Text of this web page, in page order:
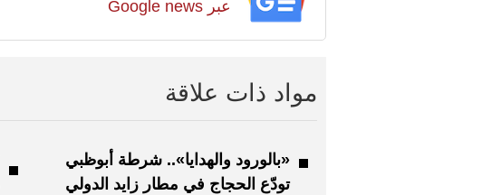
عبر Google news
مواد ذات علاقة
«بالورود والهدايا».. شرطة أبوظبي
تودّع الحجاج في مطار زايد الدولي